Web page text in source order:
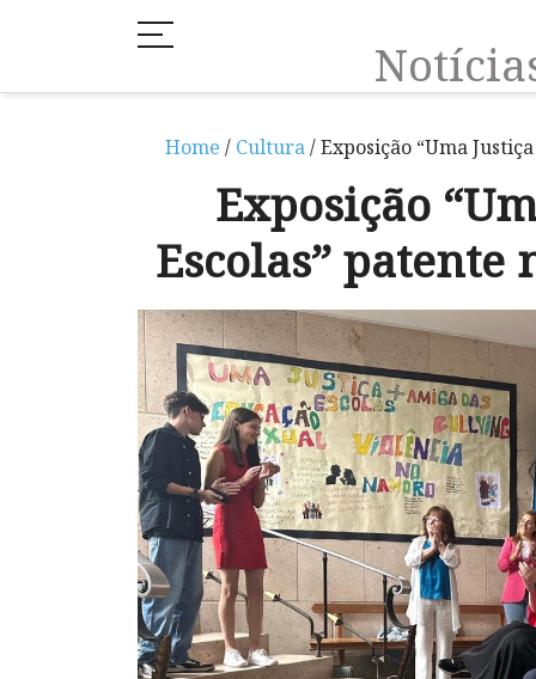
Home / Cultura/ Exposição “Uma
Exposição
Escolas”